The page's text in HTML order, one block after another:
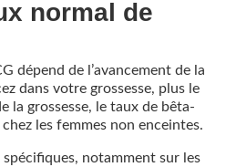
normal de
dépend de l’avancement de la
dans votre grossesse, plus le
la grossesse, le taux de bêta-
les femmes non enceintes.
notamment sur les